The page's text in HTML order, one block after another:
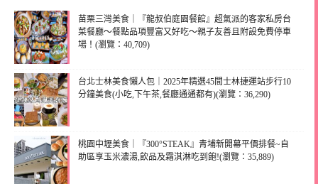
苗栗三灣美食｜『龍叔伯庭園餐館』超氣派的客家私房台
菜餐廳～餐點品項豐富又好吃～親子友善且附設免費停車
場！(瀏覽：40,709)
台北士林美食懶人包｜2025年精選45間士林捷運站步行10
分鐘美食(小吃,下午茶,餐廳通通都有)(瀏覽：36,290)
桃園中壢美食｜『300°STEAK』青埔新開幕平價排餐~自
助區享玉米濃湯,飲品及霜淇淋吃到飽!(瀏覽：35,889)